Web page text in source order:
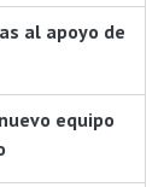
al apoyo de
equipo